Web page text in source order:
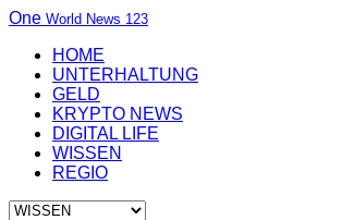
One World News 123
HOME
UNTERHALTUNG
GELD
KRYPTO NEWS
DIGITAL LIFE
WISSEN
REGIO